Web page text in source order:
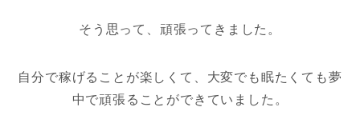
そう思って、頑張ってきました。
自分で稼げることが楽しくて、大変でも眠たくても夢
中で頑張ることができていました。